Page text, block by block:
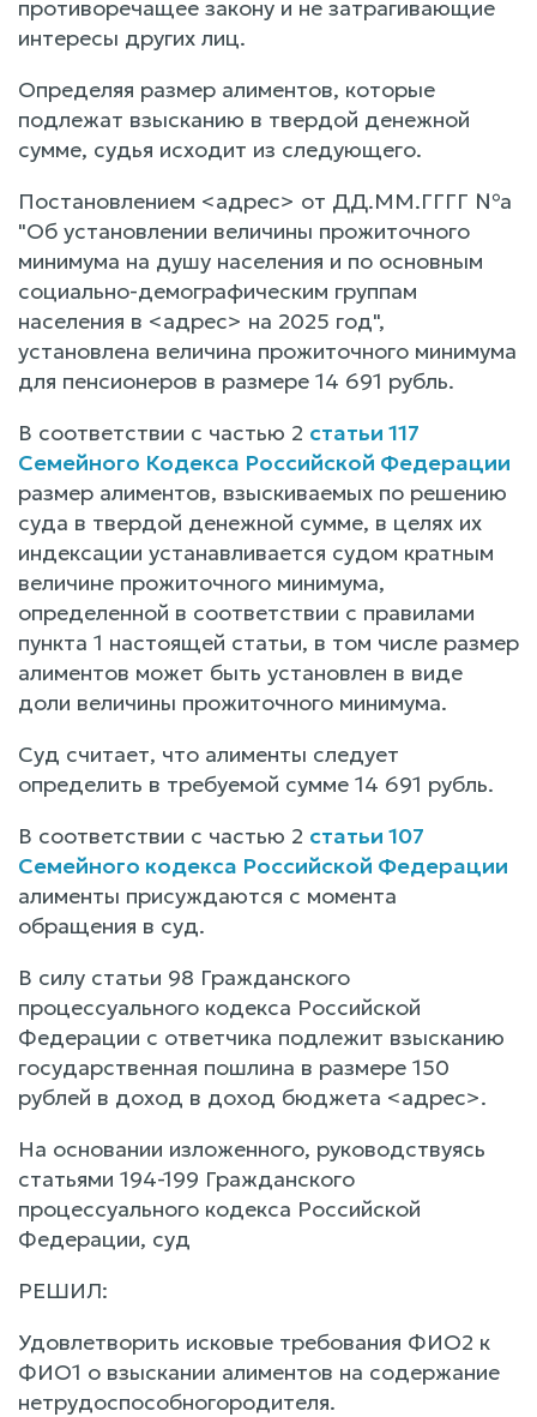
противоречащее закону и не затрагивающие
интересы других лиц.
Определяя размер алиментов, которые
подлежат взысканию в твердой денежной
сумме, судья исходит из следующего.
Постановлением <адрес> от ДД.ММ.ГГГГ №а
"Об установлении величины прожиточного
минимума на душу населения и по основным
социально-демографическим группам
населения в <адрес> на 2025 год",
установлена величина прожиточного минимума
для пенсионеров в размере 14 691 рубль.
В соответствии с частью 2 статьи 117
Семейного Кодекса Российской Федерации
размер алиментов, взыскиваемых по решению
суда в твердой денежной сумме, в целях их
индексации устанавливается судом кратным
величине прожиточного минимума,
определенной в соответствии с правилами
пункта 1 настоящей статьи, в том числе размер
алиментов может быть установлен в виде
доли величины прожиточного минимума.
Суд считает, что алименты следует
определить в требуемой сумме 14 691 рубль.
В соответствии с частью 2 статьи 107
Семейного кодекса Российской Федерации
алименты присуждаются с момента
обращения в суд.
В силу статьи 98 Гражданского
процессуального кодекса Российской
Федерации с ответчика подлежит взысканию
государственная пошлина в размере 150
рублей в доход в доход бюджета <адрес>.
На основании изложенного, руководствуясь
статьями 194-199 Гражданского
процессуального кодекса Российской
Федерации, суд
РЕШИЛ:
Удовлетворить исковые требования ФИО2 к
ФИО1 о взыскании алиментов на содержание
нетрудоспособногородителя.